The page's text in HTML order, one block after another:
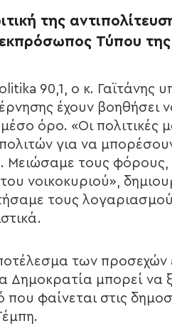
της
Τύπου
90,1, ο κ. Γαϊτάνης
έχουν
όρο. «Οι πολιτικές
για να
Μειώσαμε τους
νοικοκυριού»,
τους
των προσεχών
Δημοκρατία μπορεί να
φαίνεται στις